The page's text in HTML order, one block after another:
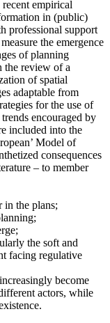
empirical
in (public)
professional support
the emergence
of planning
the review of a
of spatial
adaptable from
for the use of
encouraged by
included into the
Model of
consequences
– to member
in the plans;
the soft and
facing regulative
become
actors, while